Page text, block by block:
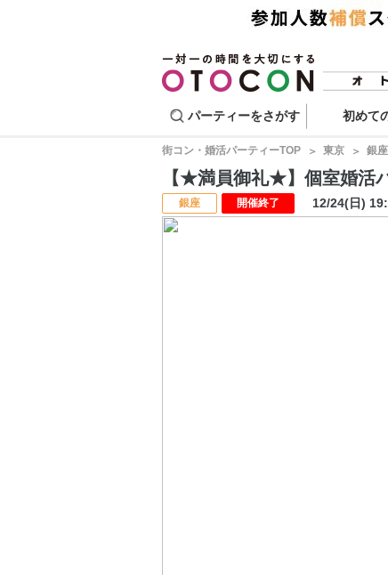
パーティーをさがす 初めて
街コン・婚活パーティーTOP 東京 銀
【★満員御礼★】個室婚活
銀座 開催終了 12/24(日)